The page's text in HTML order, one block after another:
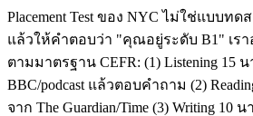
Placement Test ของ NYC ไม่ใช่แบบท
แล้วให้คำตอบว่า "คุณอยู่ระดับ B1" เร
ตามมาตรฐาน CEFR: (1) Listening 15
BBC/podcast แล้วตอบคำถาม (2)
จาก The Guardian/Time (3) Writing 10